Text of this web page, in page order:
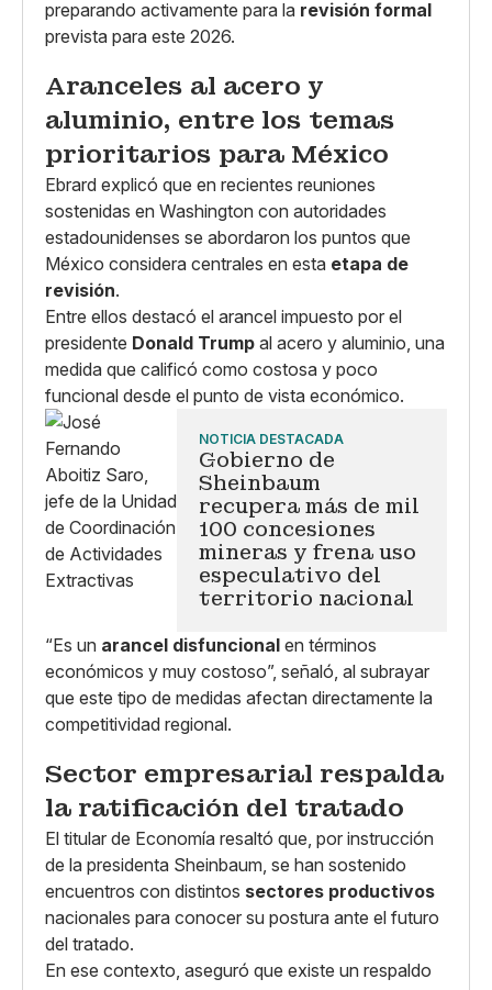
preparando activamente para la revisión formal
prevista para este 2026.
Aranceles al acero y
aluminio, entre los temas
prioritarios para México
Ebrard explicó que en recientes reuniones
sostenidas en Washington con autoridades
estadounidenses se abordaron los puntos que
México considera centrales en esta etapa de
revisión.
Entre ellos destacó el arancel impuesto por el
presidente Donald Trump al acero y aluminio, una
medida que calificó como costosa y poco
funcional desde el punto de vista económico.
NOTICIA DESTACADA
Gobierno de
Sheinbaum
recupera más de mil
100 concesiones
mineras y frena uso
especulativo del
territorio nacional
“Es un arancel disfuncional en términos
económicos y muy costoso”, señaló, al subrayar
que este tipo de medidas afectan directamente la
competitividad regional.
Sector empresarial respalda
la ratificación del tratado
El titular de Economía resaltó que, por instrucción
de la presidenta Sheinbaum, se han sostenido
encuentros con distintos sectores productivos
nacionales para conocer su postura ante el futuro
del tratado.
En ese contexto, aseguró que existe un respaldo